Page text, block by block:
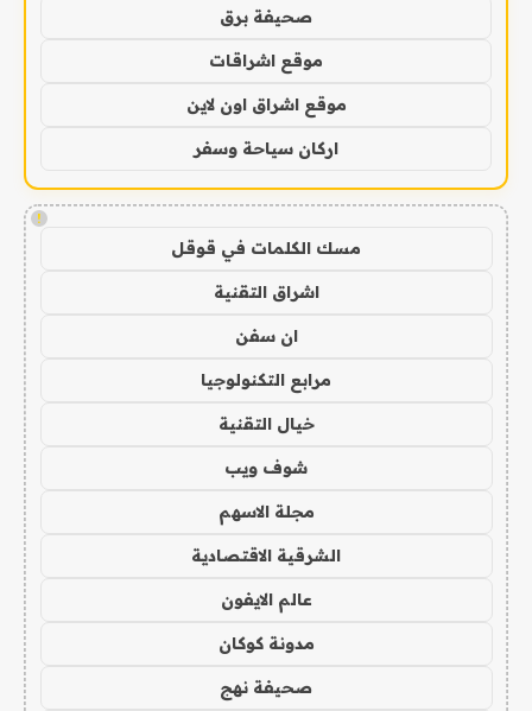
صحيفة برق
موقع اشراقات
موقع اشراق اون لاين
اركان سياحة وسفر
!
مسك الكلمات في قوقل
اشراق التقنية
ان سفن
مرابع التكنولوجيا
خيال التقنية
شوف ويب
مجلة الاسهم
الشرقية الاقتصادية
عالم الايفون
مدونة كوكان
صحيفة نهج